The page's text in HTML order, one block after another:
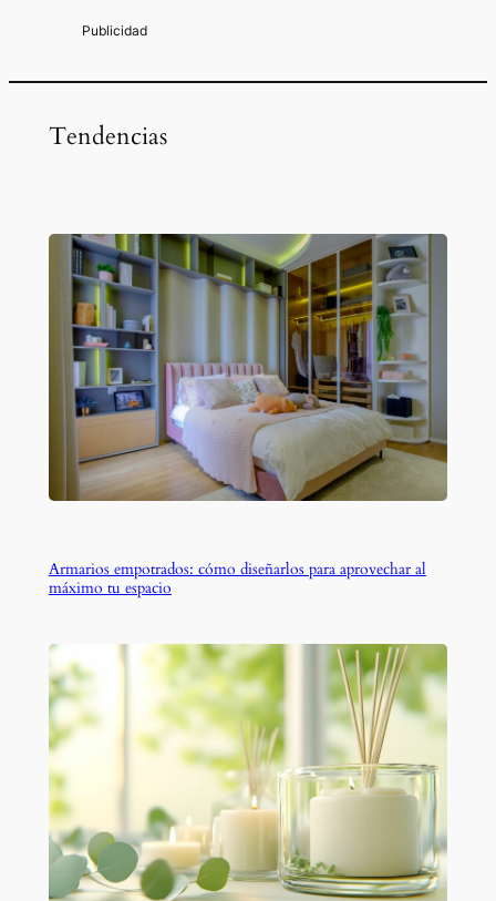
Tendencias
Armarios empotrados: cómo diseñarlos para aprovechar al
máximo tu espacio